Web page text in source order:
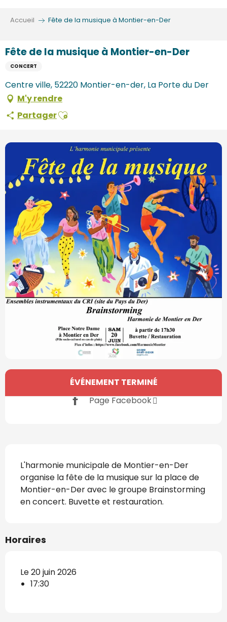
Accueil Fête de la musique à Montier-en-Der
Fête de la musique à Montier-en-Der
CONCERT
Centre ville, 52220 Montier-en-der, La Porte du Der
M'y rendre
PartagerAjouter aux favoris
Ouverture et coordonnées
ÉVÉNEMENT TERMINÉ
Page Facebook
L'harmonie municipale de Montier-en-Der
organise la fête de la musique sur la place de
Montier-en-Der avec le groupe Brainstorming
en concert. Buvette et restauration.
Horaires
Le 20 juin 2026
17:30